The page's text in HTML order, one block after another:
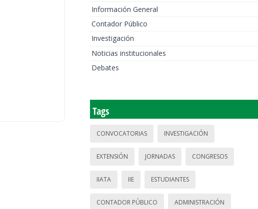
Información General
Contador Público
Investigación
Noticias institucionales
Debates
Tags
CONVOCATORIAS INVESTIGACIÓN
EXTENSIÓN JORNADAS CONGRESOS
IIATA IIE ESTUDIANTES
CONTADOR PÚBLICO ADMINISTRACIÓN